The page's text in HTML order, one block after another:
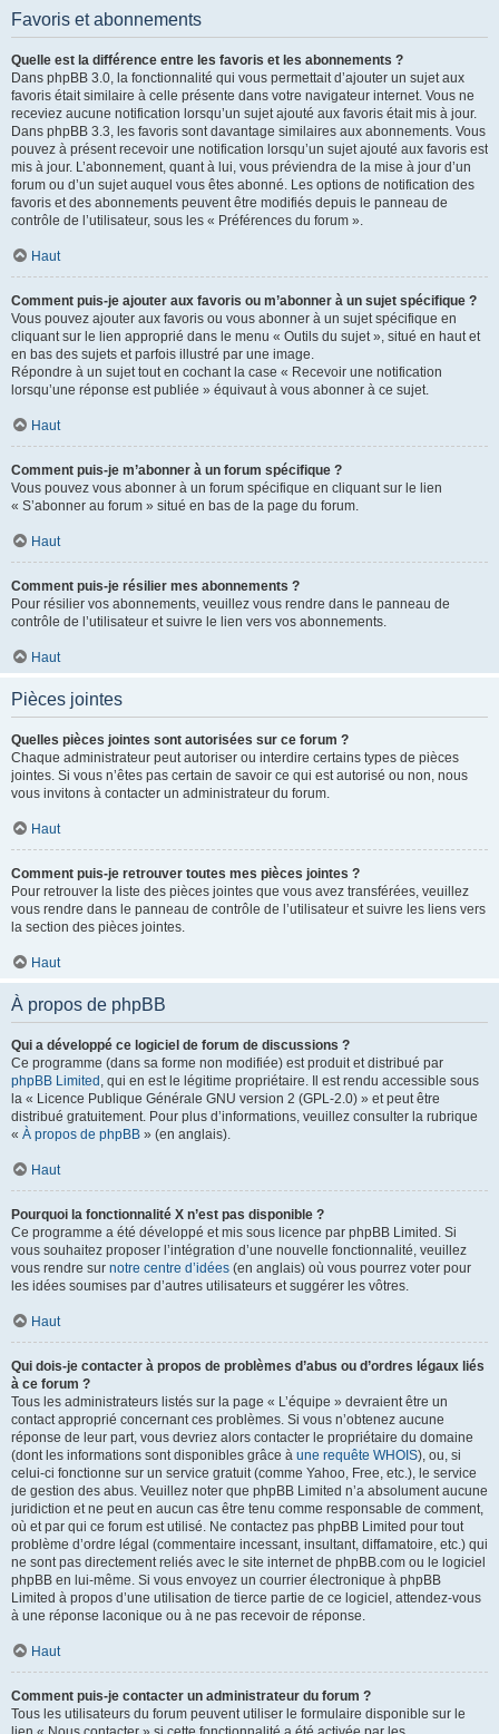
Favoris et abonnements
Quelle est la différence entre les favoris et les abonnements ?
Dans phpBB 3.0, la fonctionnalité qui vous permettait d’ajouter un sujet aux
favoris était similaire à celle présente dans votre navigateur internet. Vous ne
receviez aucune notification lorsqu’un sujet ajouté aux favoris était mis à jour.
Dans phpBB 3.3, les favoris sont davantage similaires aux abonnements. Vous
pouvez à présent recevoir une notification lorsqu’un sujet ajouté aux favoris est
mis à jour. L’abonnement, quant à lui, vous préviendra de la mise à jour d’un
forum ou d’un sujet auquel vous êtes abonné. Les options de notification des
favoris et des abonnements peuvent être modifiés depuis le panneau de
contrôle de l’utilisateur, sous les « Préférences du forum ».
Haut
Comment puis-je ajouter aux favoris ou m’abonner à un sujet spécifique ?
Vous pouvez ajouter aux favoris ou vous abonner à un sujet spécifique en
cliquant sur le lien approprié dans le menu « Outils du sujet », situé en haut et
en bas des sujets et parfois illustré par une image.
Répondre à un sujet tout en cochant la case « Recevoir une notification
lorsqu’une réponse est publiée » équivaut à vous abonner à ce sujet.
Haut
Comment puis-je m’abonner à un forum spécifique ?
Vous pouvez vous abonner à un forum spécifique en cliquant sur le lien
« S’abonner au forum » situé en bas de la page du forum.
Haut
Comment puis-je résilier mes abonnements ?
Pour résilier vos abonnements, veuillez vous rendre dans le panneau de
contrôle de l’utilisateur et suivre le lien vers vos abonnements.
Haut
Pièces jointes
Quelles pièces jointes sont autorisées sur ce forum ?
Chaque administrateur peut autoriser ou interdire certains types de pièces
jointes. Si vous n’êtes pas certain de savoir ce qui est autorisé ou non, nous
vous invitons à contacter un administrateur du forum.
Haut
Comment puis-je retrouver toutes mes pièces jointes ?
Pour retrouver la liste des pièces jointes que vous avez transférées, veuillez
vous rendre dans le panneau de contrôle de l’utilisateur et suivre les liens vers
la section des pièces jointes.
Haut
À propos de phpBB
Qui a développé ce logiciel de forum de discussions ?
Ce programme (dans sa forme non modifiée) est produit et distribué par
phpBB Limited , qui en est le légitime propriétaire. Il est rendu accessible sous
la « Licence Publique Générale GNU version 2 (GPL-2.0) » et peut être
distribué gratuitement. Pour plus d’informations, veuillez consulter la rubrique
« À propos de phpBB » (en anglais).
Haut
Pourquoi la fonctionnalité X n’est pas disponible ?
Ce programme a été développé et mis sous licence par phpBB Limited. Si
vous souhaitez proposer l’intégration d’une nouvelle fonctionnalité, veuillez
vous rendre sur notre centre d’idées (en anglais) où vous pourrez voter pour
les idées soumises par d’autres utilisateurs et suggérer les vôtres.
Haut
Qui dois-je contacter à propos de problèmes d’abus ou d’ordres légaux liés
à ce forum ?
Tous les administrateurs listés sur la page « L’équipe » devraient être un
contact approprié concernant ces problèmes. Si vous n’obtenez aucune
réponse de leur part, vous devriez alors contacter le propriétaire du domaine
(dont les informations sont disponibles grâce à une requête WHOIS), ou, si
celui-ci fonctionne sur un service gratuit (comme Yahoo, Free, etc.), le service
de gestion des abus. Veuillez noter que phpBB Limited n’a absolument aucune
juridiction et ne peut en aucun cas être tenu comme responsable de comment,
où et par qui ce forum est utilisé. Ne contactez pas phpBB Limited pour tout
problème d’ordre légal (commentaire incessant, insultant, diffamatoire, etc.) qui
ne sont pas directement reliés avec le site internet de phpBB.com ou le logiciel
phpBB en lui-même. Si vous envoyez un courrier électronique à phpBB
Limited à propos d’une utilisation de tierce partie de ce logiciel, attendez-vous
à une réponse laconique ou à ne pas recevoir de réponse.
Haut
Comment puis-je contacter un administrateur du forum ?
Tous les utilisateurs du forum peuvent utiliser le formulaire disponible sur le